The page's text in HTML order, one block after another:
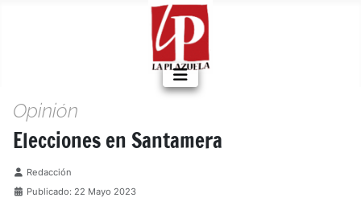
Opinión
Elecciones en Santamera
Detalles
Redacción
Publicado: 22 Mayo 2023